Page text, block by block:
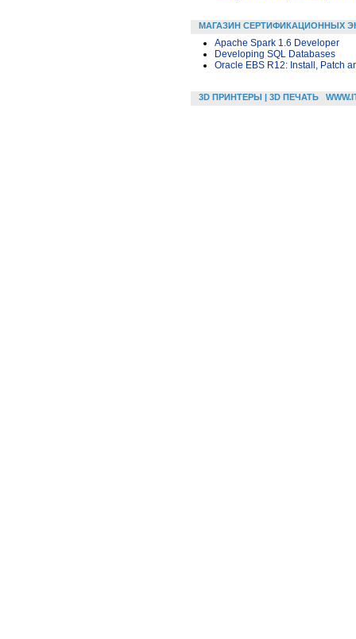
МАГАЗИН СЕРТИФИКАЦИОННЫХ
Apache Spark 1.6 Developer
Developing SQL Databases
Oracle EBS R12: Install, Patch
3D ПРИНТЕРЫ | 3D ПЕЧАТЬ